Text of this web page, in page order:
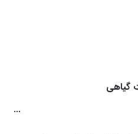
گیاهی